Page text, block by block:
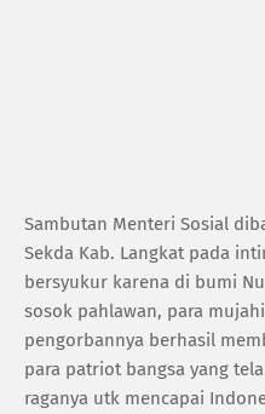
Sambutan Menteri Sosial
Sekda Kab. Langkat pada
bersyukur karena di bumi
sosok pahlawan, para
pengorbannya berhasil
para patriot bangsa yang
raganya utk mencapai